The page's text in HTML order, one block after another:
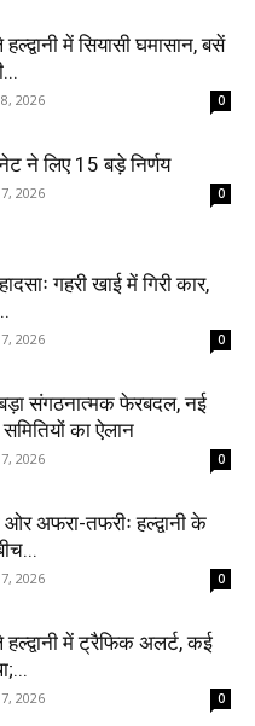
में सियासी घमासान, बसें
2026 0
ने लिए 15 बड़े निर्णय
2026 0
गहरी खाई में गिरी कार,
2026 0
संगठनात्मक फेरबदल, नई
का ऐलान
2026 0
अफरा-तफरीः हल्द्वानी के
2026 0
में ट्रैफिक अलर्ट, कई
2026 0